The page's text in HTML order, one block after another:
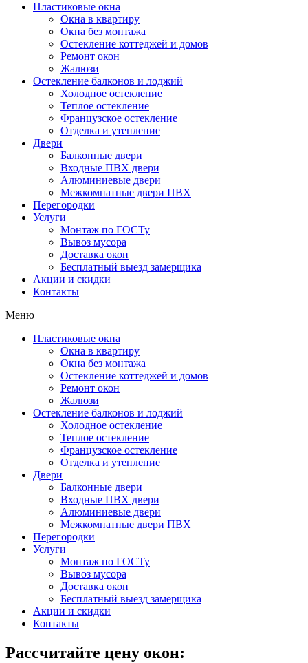
Пластиковые окна
Окна в квартиру
Окна без монтажа
Остекление коттеджей и домов
Ремонт окон
Жалюзи
Остекление балконов и лоджий
Холодное остекление
Теплое остекление
Французское остекление
Отделка и утепление
Двери
Балконные двери
Входные ПВХ двери
Алюминиевые двери
Межкомнатные двери ПВХ
Перегородки
Услуги
Монтаж по ГОСТу
Вывоз мусора
Доставка окон
Бесплатный выезд замерщика
Акции и скидки
Контакты
Меню
Пластиковые окна
Окна в квартиру
Окна без монтажа
Остекление коттеджей и домов
Ремонт окон
Жалюзи
Остекление балконов и лоджий
Холодное остекление
Теплое остекление
Французское остекление
Отделка и утепление
Двери
Балконные двери
Входные ПВХ двери
Алюминиевые двери
Межкомнатные двери ПВХ
Перегородки
Услуги
Монтаж по ГОСТу
Вывоз мусора
Доставка окон
Бесплатный выезд замерщика
Акции и скидки
Контакты
Рассчитайте цену окон: